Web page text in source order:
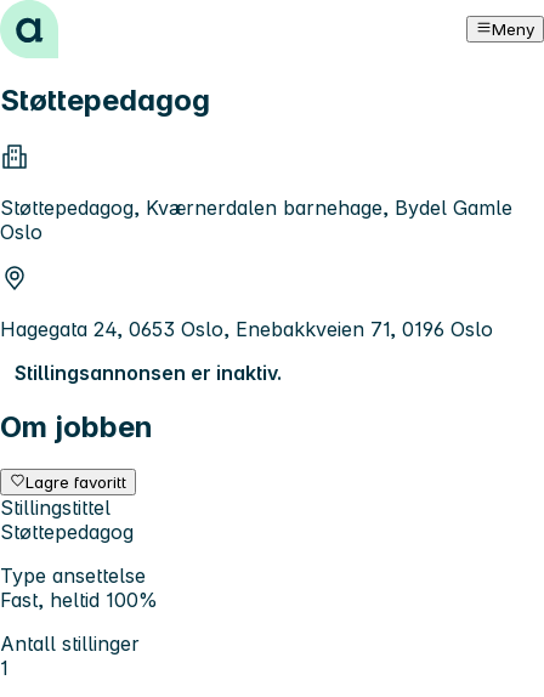
Hopp til innhold Meny
Støttepedagog
Støttepedagog, Kværnerdalen barnehage, Bydel Gamle
Oslo
Hagegata 24, 0653 Oslo, Enebakkveien 71, 0196 Oslo
Stillingsannonsen er inaktiv.
Om jobben
Lagre favoritt
Stillingstittel
Støttepedagog
Type ansettelse
Fast, heltid 100%
Antall stillinger
1